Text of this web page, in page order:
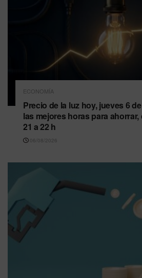
ECONOMÍA
Precio de la luz hoy, jueves 6
las mejores horas para
21 a 22 h
06/08/2026